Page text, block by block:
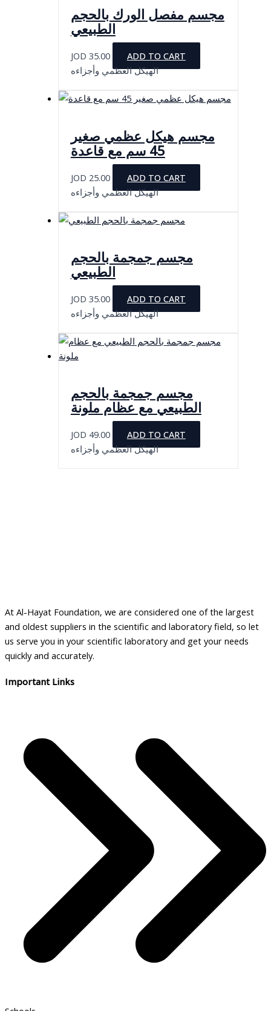
مجسم مفصل الورك بالحجم
الطبيعي
JOD 35.00
ADD TO CART
الهيكل العظمي وأجزاءه
مجسم هيكل عظمي صغير
45 سم مع قاعدة
JOD 25.00
ADD TO CART
الهيكل العظمي وأجزاءه
مجسم جمجمة بالحجم
الطبيعي
JOD 35.00
ADD TO CART
الهيكل العظمي وأجزاءه
مجسم جمجمة بالحجم
الطبيعي مع عظام ملونة
JOD 49.00
ADD TO CART
الهيكل العظمي وأجزاءه
At Al-Hayat Foundation, we are considered one of the largest
and oldest suppliers in the scientific and laboratory field, so let
us serve you in your scientific laboratory and get your needs
quickly and accurately.
Important Links